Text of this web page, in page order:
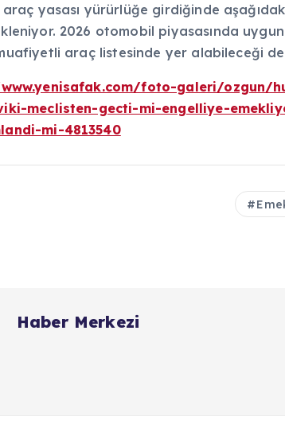
araç yasası yürürlüğe girdiğinde
2026 otomobil piyasasında
araç listesinde yer alabileceği
foto-galeri/ozgun/
meclisten-gecti-mi-engelliye-
mi-4813540
Haber Merkezi